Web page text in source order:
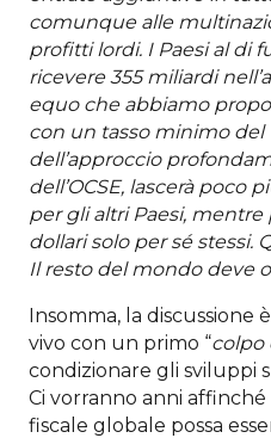
comunque alle
profitti lordi. I Paesi al di
ricevere 355 miliardi
equo che abbiamo
con un tasso minimo del
dell’approccio
dell’OCSE, lascerà poco
per gli altri Paesi,
dollari solo per séstessi.
Il resto del mondo deve
Insomma, la discussione
vivo con un primo “colpo
condizionare gli sviluppi
Ci vorranno anni
fiscale globale possa